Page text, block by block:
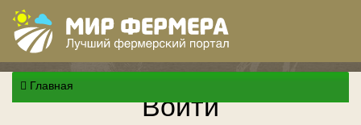
Главная Войти